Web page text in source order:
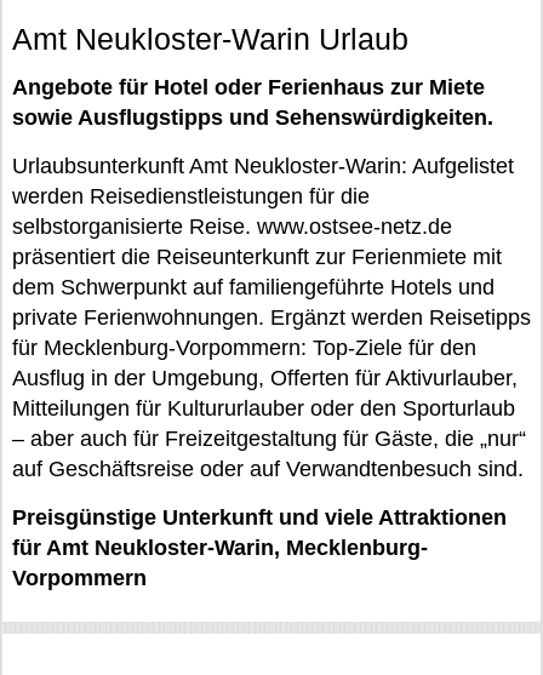
Amt Neukloster-Warin Urlaub
Angebote für Hotel oder Ferienhaus zur Miete
sowie Ausflugstipps und Sehenswürdigkeiten.
Urlaubsunterkunft Amt Neukloster-Warin: Aufgelistet
werden Reisedienstleistungen für die
selbstorganisierte Reise. www.ostsee-netz.de
präsentiert die Reiseunterkunft zur Ferienmiete mit
dem Schwerpunkt auf familiengeführte Hotels und
private Ferienwohnungen. Ergänzt werden Reisetipps
für Mecklenburg-Vorpommern: Top-Ziele für den
Ausflug in der Umgebung, Offerten für Aktivurlauber,
Mitteilungen für Kultururlauber oder den Sporturlaub
– aber auch für Freizeitgestaltung für Gäste, die „nur“
auf Geschäftsreise oder auf Verwandtenbesuch sind.
Preisgünstige Unterkunft und viele Attraktionen
für Amt Neukloster-Warin, Mecklenburg-
Vorpommern